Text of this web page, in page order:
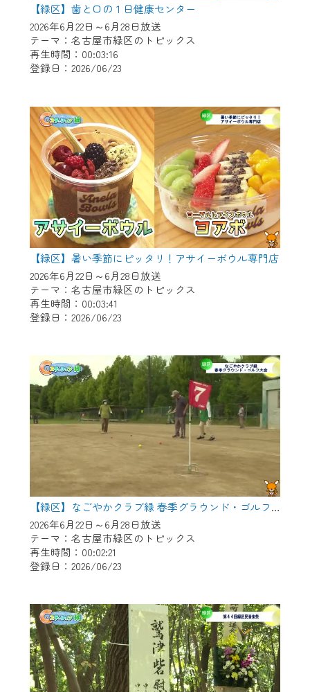
【緑区】歯と口の１日健康センター
2026年6月22日～6月28日放送
テーマ：名古屋市緑区のトピックス
再生時間：00:03:16
登録日：2026/06/23
【緑区】暑い季節にピッタリ！アサイーボウル専門店
2026年6月22日～6月28日放送
テーマ：名古屋市緑区のトピックス
再生時間：00:03:41
登録日：2026/06/23
【緑区】なごやかクラブ緑 春季グラウンド・ゴルフ大会
2026年6月22日～6月28日放送
テーマ：名古屋市緑区のトピックス
再生時間：00:02:21
登録日：2026/06/23
＜メンテナンス情報＞
CCNetWebTVのリニューアルにともないメ
ンテナンス作業を予定しています。
作業の間は、CCNetWebTVの画面が「メン
テナンス中」になり、ご利用いただけませ
ん。
ご不便をおかけいたしますが、ご了承の程
よろしくお願いいたします。